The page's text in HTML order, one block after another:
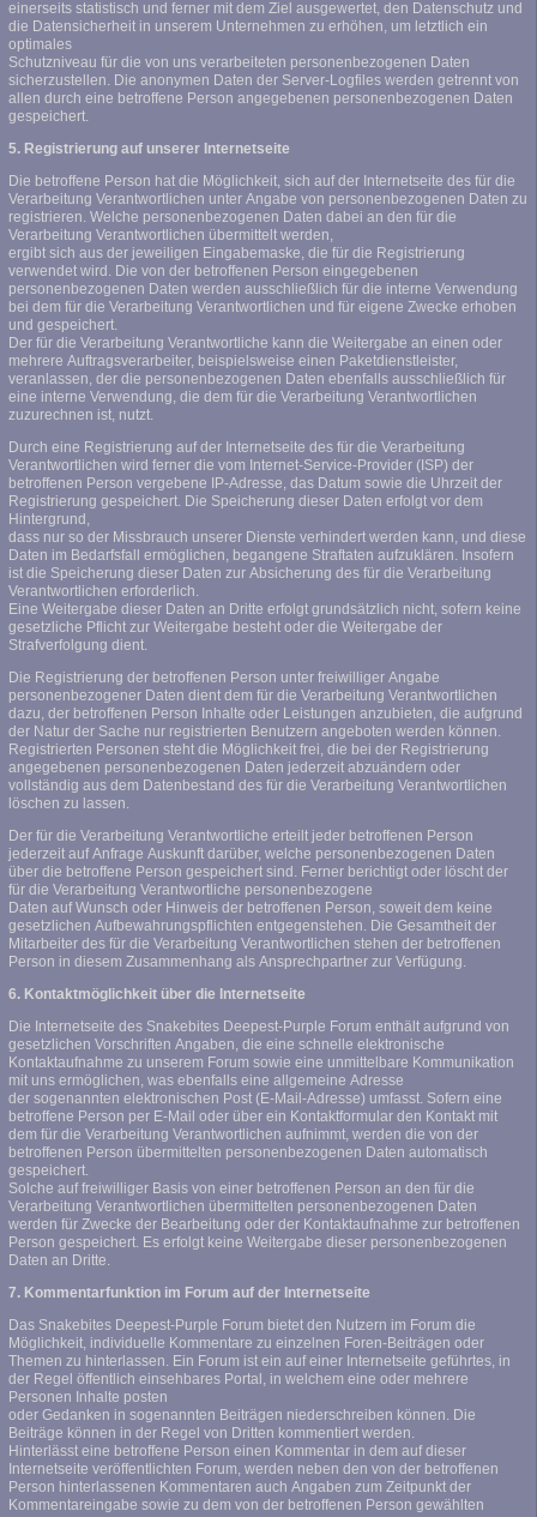
einerseits statistisch und ferner mit dem Ziel ausgewertet, den Datenschutz und
die Datensicherheit in unserem Unternehmen zu erhöhen, um letztlich ein
optimales
Schutzniveau für die von uns verarbeiteten personenbezogenen Daten
sicherzustellen. Die anonymen Daten der Server-Logfiles werden getrennt von
allen durch eine betroffene Person angegebenen personenbezogenen Daten
gespeichert.
5. Registrierung auf unserer Internetseite
Die betroffene Person hat die Möglichkeit, sich auf der Internetseite des für die
Verarbeitung Verantwortlichen unter Angabe von personenbezogenen Daten zu
registrieren. Welche personenbezogenen Daten dabei an den für die
Verarbeitung Verantwortlichen übermittelt werden,
ergibt sich aus der jeweiligen Eingabemaske, die für die Registrierung
verwendet wird. Die von der betroffenen Person eingegebenen
personenbezogenen Daten werden ausschließlich für die interne Verwendung
bei dem für die Verarbeitung Verantwortlichen und für eigene Zwecke erhoben
und gespeichert.
Der für die Verarbeitung Verantwortliche kann die Weitergabe an einen oder
mehrere Auftragsverarbeiter, beispielsweise einen Paketdienstleister,
veranlassen, der die personenbezogenen Daten ebenfalls ausschließlich für
eine interne Verwendung, die dem für die Verarbeitung Verantwortlichen
zuzurechnen ist, nutzt.
Durch eine Registrierung auf der Internetseite des für die Verarbeitung
Verantwortlichen wird ferner die vom Internet-Service-Provider (ISP) der
betroffenen Person vergebene IP-Adresse, das Datum sowie die Uhrzeit der
Registrierung gespeichert. Die Speicherung dieser Daten erfolgt vor dem
Hintergrund,
dass nur so der Missbrauch unserer Dienste verhindert werden kann, und diese
Daten im Bedarfsfall ermöglichen, begangene Straftaten aufzuklären. Insofern
ist die Speicherung dieser Daten zur Absicherung des für die Verarbeitung
Verantwortlichen erforderlich.
Eine Weitergabe dieser Daten an Dritte erfolgt grundsätzlich nicht, sofern keine
gesetzliche Pflicht zur Weitergabe besteht oder die Weitergabe der
Strafverfolgung dient.
Die Registrierung der betroffenen Person unter freiwilliger Angabe
personenbezogener Daten dient dem für die Verarbeitung Verantwortlichen
dazu, der betroffenen Person Inhalte oder Leistungen anzubieten, die aufgrund
der Natur der Sache nur registrierten Benutzern angeboten werden können.
Registrierten Personen steht die Möglichkeit frei, die bei der Registrierung
angegebenen personenbezogenen Daten jederzeit abzuändern oder
vollständig aus dem Datenbestand des für die Verarbeitung Verantwortlichen
löschen zu lassen.
Der für die Verarbeitung Verantwortliche erteilt jeder betroffenen Person
jederzeit auf Anfrage Auskunft darüber, welche personenbezogenen Daten
über die betroffene Person gespeichert sind. Ferner berichtigt oder löscht der
für die Verarbeitung Verantwortliche personenbezogene
Daten auf Wunsch oder Hinweis der betroffenen Person, soweit dem keine
gesetzlichen Aufbewahrungspflichten entgegenstehen. Die Gesamtheit der
Mitarbeiter des für die Verarbeitung Verantwortlichen stehen der betroffenen
Person in diesem Zusammenhang als Ansprechpartner zur Verfügung.
6. Kontaktmöglichkeit über die Internetseite
Die Internetseite des Snakebites Deepest-Purple Forum enthält aufgrund von
gesetzlichen Vorschriften Angaben, die eine schnelle elektronische
Kontaktaufnahme zu unserem Forum sowie eine unmittelbare Kommunikation
mit uns ermöglichen, was ebenfalls eine allgemeine Adresse
der sogenannten elektronischen Post (E-Mail-Adresse) umfasst. Sofern eine
betroffene Person per E-Mail oder über ein Kontaktformular den Kontakt mit
dem für die Verarbeitung Verantwortlichen aufnimmt, werden die von der
betroffenen Person übermittelten personenbezogenen Daten automatisch
gespeichert.
Solche auf freiwilliger Basis von einer betroffenen Person an den für die
Verarbeitung Verantwortlichen übermittelten personenbezogenen Daten
werden für Zwecke der Bearbeitung oder der Kontaktaufnahme zur betroffenen
Person gespeichert. Es erfolgt keine Weitergabe dieser personenbezogenen
Daten an Dritte.
7. Kommentarfunktion im Forum auf der Internetseite
Das Snakebites Deepest-Purple Forum bietet den Nutzern im Forum die
Möglichkeit, individuelle Kommentare zu einzelnen Foren-Beiträgen oder
Themen zu hinterlassen. Ein Forum ist ein auf einer Internetseite geführtes, in
der Regel öffentlich einsehbares Portal, in welchem eine oder mehrere
Personen Inhalte posten
oder Gedanken in sogenannten Beiträgen niederschreiben können. Die
Beiträge können in der Regel von Dritten kommentiert werden.
Hinterlässt eine betroffene Person einen Kommentar in dem auf dieser
Internetseite veröffentlichten Forum, werden neben den von der betroffenen
Person hinterlassenen Kommentaren auch Angaben zum Zeitpunkt der
Kommentareingabe sowie zu dem von der betroffenen Person gewählten